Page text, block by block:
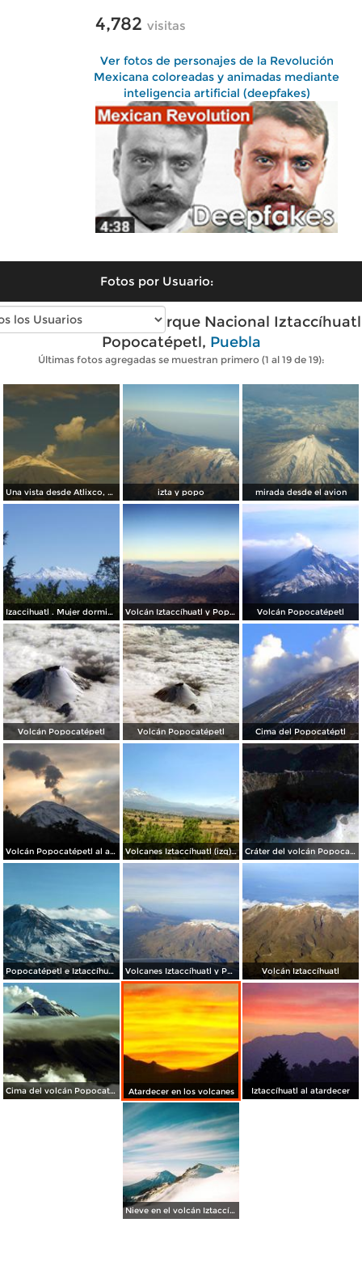
4,782 visitas
Ver fotos de personajes de la Revolución
Mexicana coloreadas y animadas mediante
inteligencia artificial (deepfakes)
Fotos por Usuario:
Fotos modernas de Parque Nacional Iztaccíhuatl
Popocatépetl, Puebla
Últimas fotos agregadas se muestran primero (1 al 19 de 19):
Una vista desde Atlixco, Pue. izta y popo mirada desde el avion
Izaccihuatl . Mujer dormida Volcán Iztaccíhuatl y Popocatépetl Volcán Popocatépetl
Volcán Popocatépetl Volcán Popocatépetl Cima del Popocatéptl
Volcán Popocatépetl al amanecer Volcanes Iztaccíhuatl (izq) y Popocatépetl (der) Cráter del volcán Popocatépetl
Popocatépetl e Iztaccíhuatl Volcanes Iztaccíhuatl y Popocatépetl Volcán Iztaccíhuatl
Cima del volcán Popocatépetl Atardecer en los volcanes Iztaccíhuatl al atardecer
Nieve en el volcán Iztaccíhuatl